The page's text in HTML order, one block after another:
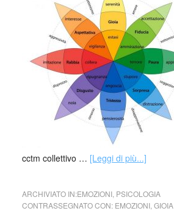
cctm collettivo … [Leggi di più...]
ARCHIVIATO IN:EMOZIONI, PSICOLOGIA
CONTRASSEGNATO CON: EMOZIONI, GIOIA